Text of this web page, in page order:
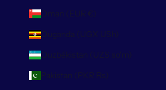
Oman (EUR €)
Ouganda (UGX USh)
Ouzbékistan (UZS so'm)
Pakistan (PKR ₨)